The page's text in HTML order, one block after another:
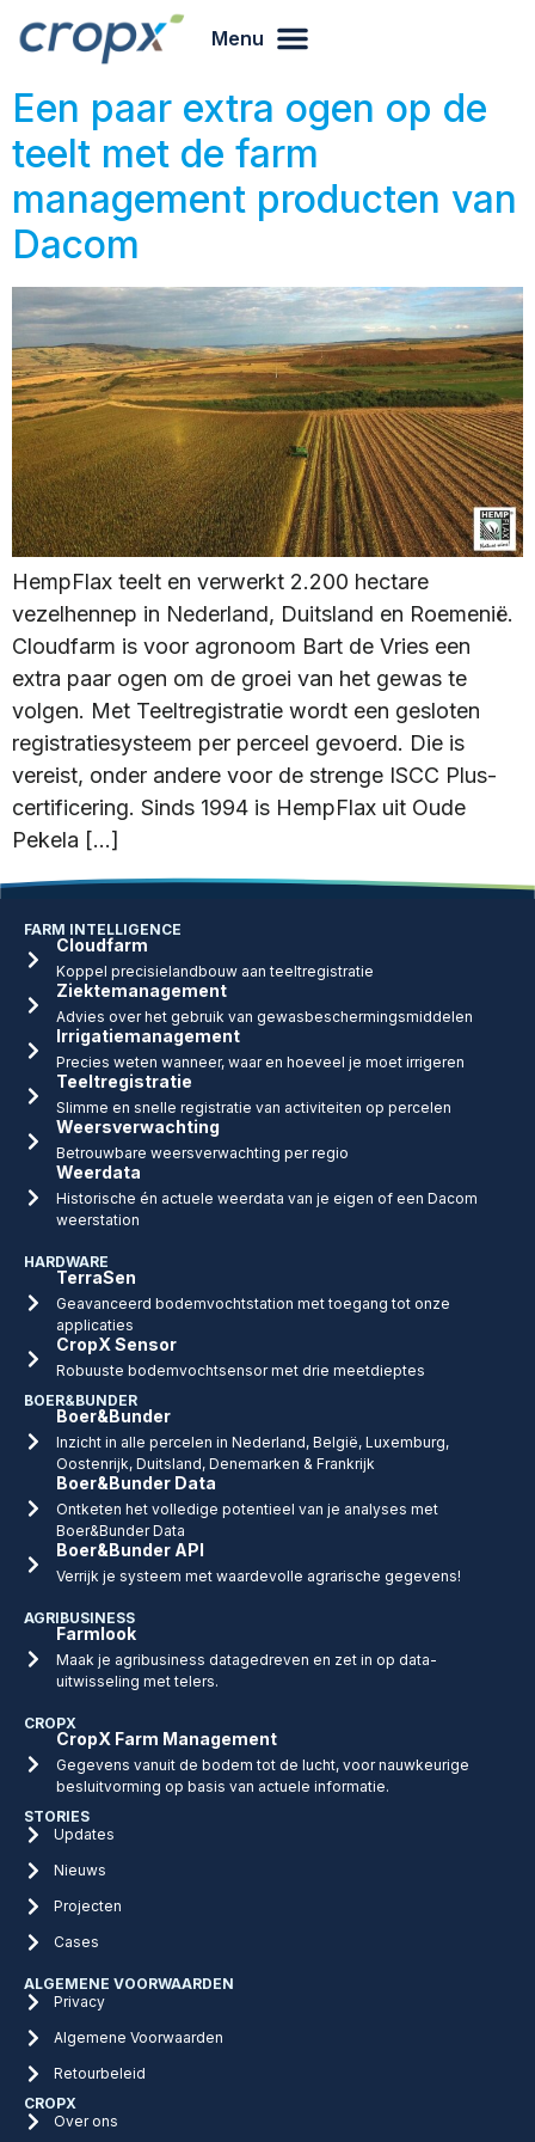
Menu
Een paar extra ogen op de
teelt met de farm
management producten van
Dacom
HempFlax teelt en verwerkt 2.200 hectare
vezelhennep in Nederland, Duitsland en Roemenië.
Cloudfarm is voor agronoom Bart de Vries een
extra paar ogen om de groei van het gewas te
volgen. Met Teeltregistratie wordt een gesloten
registratiesysteem per perceel gevoerd. Die is
vereist, onder andere voor de strenge ISCC Plus-
certificering. Sinds 1994 is HempFlax uit Oude
Pekela […]
FARM INTELLIGENCE
Cloudfarm
Koppel precisielandbouw aan teeltregistratie
Ziektemanagement
Advies over het gebruik van gewasbeschermingsmiddelen
Irrigatiemanagement
Precies weten wanneer, waar en hoeveel je moet irrigeren
Teeltregistratie
Slimme en snelle registratie van activiteiten op percelen
Weersverwachting
Betrouwbare weersverwachting per regio
Weerdata
Historische én actuele weerdata van je eigen of een Dacom
weerstation
HARDWARE
TerraSen
Geavanceerd bodemvochtstation met toegang tot onze
applicaties
CropX Sensor
Robuuste bodemvochtsensor met drie meetdieptes
BOER&BUNDER
Boer&Bunder
Inzicht in alle percelen in Nederland, België, Luxemburg,
Oostenrijk, Duitsland, Denemarken & Frankrijk
Boer&Bunder Data
Ontketen het volledige potentieel van je analyses met
Boer&Bunder Data
Boer&Bunder API
Verrijk je systeem met waardevolle agrarische gegevens!
AGRIBUSINESS
Farmlook
Maak je agribusiness datagedreven en zet in op data-
uitwisseling met telers.
CROPX
CropX Farm Management
Gegevens vanuit de bodem tot de lucht, voor nauwkeurige
besluitvorming op basis van actuele informatie.
STORIES
Updates
Nieuws
Projecten
Cases
ALGEMENE VOORWAARDEN
Privacy
Algemene Voorwaarden
Retourbeleid
CROPX
Over ons